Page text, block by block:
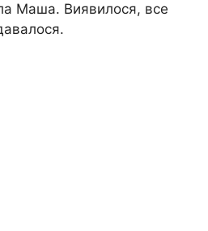
Маша. Виявилося, все